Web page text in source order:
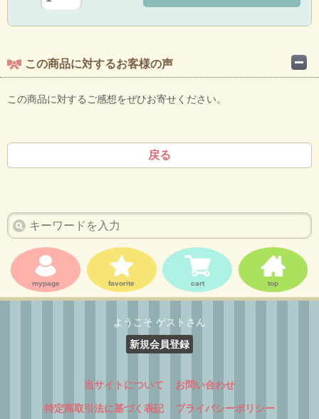
この商品に対するお客様の声
この商品に対するご感想をぜひお寄せください。
戻る
mypage favorite cart top
ようこそ ゲストさん
新規会員登録
当サイトについて お問い合わせ
特定商取引法に基づく表記 プライバシーポリシー